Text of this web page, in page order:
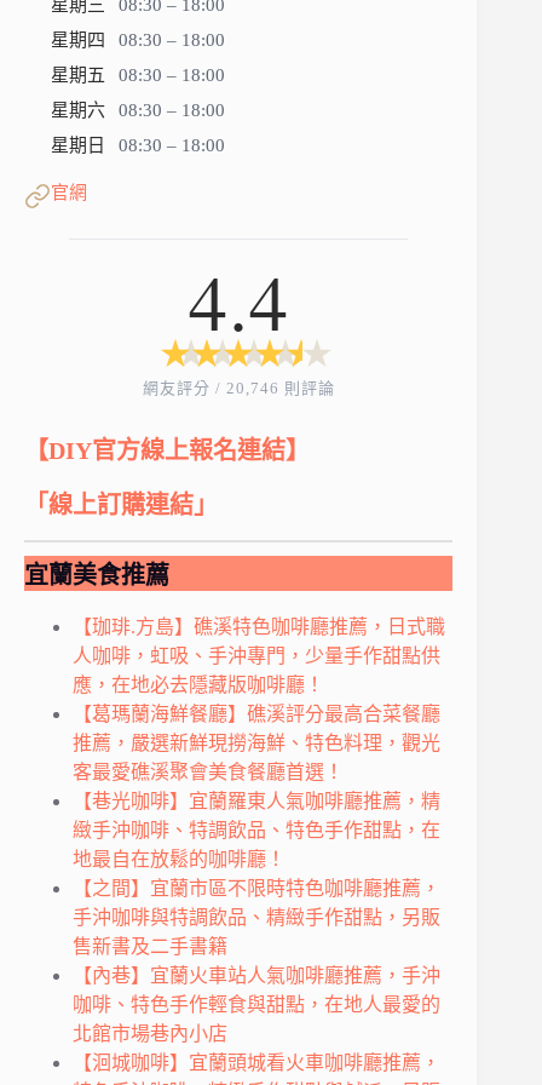
星期三
08:30 – 18:00
星期四
08:30 – 18:00
星期五
08:30 – 18:00
星期六
08:30 – 18:00
星期日
08:30 – 18:00
官網
4.4
★
★ ★
★ ★
★ ★
★ ★
★
網友評分 / 20,746 則評論
【DIY官方線上報名連結】
「線上訂購連結」
宜蘭美食推薦
【珈琲.方島】礁溪特色咖啡廳推薦，日式職
人咖啡，虹吸、手沖專門，少量手作甜點供
應，在地必去隱藏版咖啡廳！
【葛瑪蘭海鮮餐廳】礁溪評分最高合菜餐廳
推薦，嚴選新鮮現撈海鮮、特色料理，觀光
客最愛礁溪聚會美食餐廳首選！
【巷光咖啡】宜蘭羅東人氣咖啡廳推薦，精
緻手沖咖啡、特調飲品、特色手作甜點，在
地最自在放鬆的咖啡廳！
【之間】宜蘭市區不限時特色咖啡廳推薦，
手沖咖啡與特調飲品、精緻手作甜點，另販
售新書及二手書籍
【內巷】宜蘭火車站人氣咖啡廳推薦，手沖
咖啡、特色手作輕食與甜點，在地人最愛的
北館市場巷內小店
【洄城咖啡】宜蘭頭城看火車咖啡廳推薦，